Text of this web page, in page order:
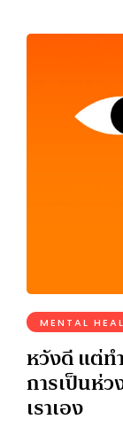
MENTAL
หวังดี แต่ท
การเป็นห่
เราเอง